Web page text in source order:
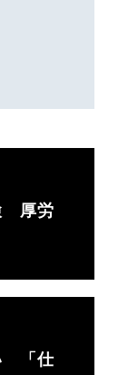
厚労
「仕